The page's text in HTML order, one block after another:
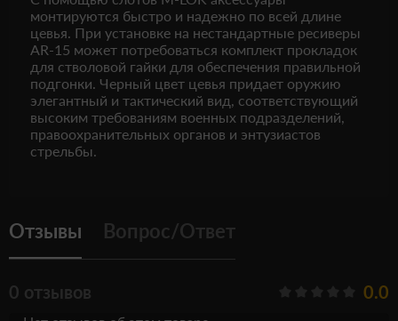
монтируются быстро и надежно по всей длине
цевья. При установке на нестандартные ресиверы
AR-15 может потребоваться комплект прокладок
для стволовой гайки для обеспечения правильной
подгонки. Черный цвет цевья придает оружию
элегантный и тактический вид, соответствующий
высоким требованиям военных подразделений,
правоохранительных органов и энтузиастов
стрельбы.
Отзывы Вопрос/Ответ
0 отзывов 0.0